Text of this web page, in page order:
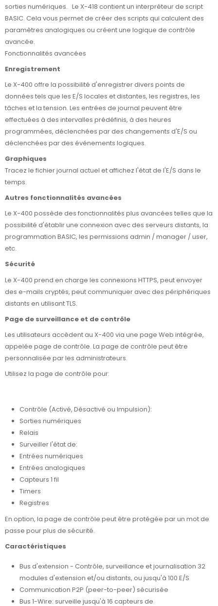
sorties numériques. Le X-418 contient un interpréteur de script
BASIC. Cela vous permet de créer des scripts qui calculent des
paramètres analogiques ou créent une logique de contrôle
avancée.
Fonctionnalités avancées
Enregistrement
Le X-400 offre la possibilité d'enregistrer divers points de
données tels que les E/S locales et distantes, les registres, les
tâches et la tension. Les entrées de journal peuvent être
effectuées à des intervalles prédéfinis, à des heures
programmées, déclenchées par des changements d'E/S ou
déclenchées par des événements logiques.
Graphiques
Tracez le fichier journal actuel et affichez l'état de l'E/S dans le
temps.
Autres fonctionnalités avancées
Le X-400 possède des fonctionnalités plus avancées telles que la
possibilité d'établir une connexion avec des serveurs distants, la
programmation BASIC, les permissions admin / manager / user,
etc.
Sécurité
Le X-400 prend en charge les connexions HTTPS, peut envoyer
des e-mails cryptés, peut communiquer avec des périphériques
distants en utilisant TLS.
Page de surveillance et de contrôle
Les utilisateurs accèdent au X-400 via une page Web intégrée,
appelée page de contrôle. La page de contrôle peut être
personnalisée par les administrateurs.
Utilisez la page de contrôle pour:
Contrôle (Activé, Désactivé ou Impulsion):
Sorties numériques
Relais
Surveiller l'état de:
Entrées numériques
Entrées analogiques
Capteurs 1 fil
Timers
Registres
En option, la page de contrôle peut être protégée par un mot de
passe pour plus de sécurité.
Caractéristiques
Bus d'extension - Contrôle, surveillance et journalisation 32
modules d'extension et/ou distants, ou jusqu'à 100 E/S
Communication P2P (peer-to-peer) sécurisée
Bus 1-Wire: surveille jusqu'à 16 capteurs de